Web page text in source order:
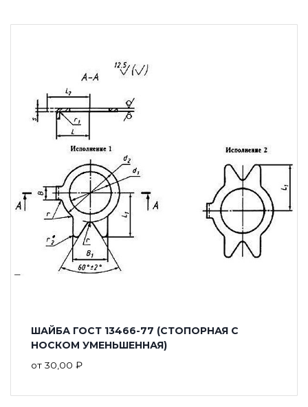
ШАЙБА ГОСТ 13466-77 (СТОПОРНАЯ С
НОСКОМ УМЕНЬШЕННАЯ)
от 30,00 ₽